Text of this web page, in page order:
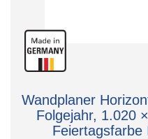
Wandplaner
Folgejahr, 1.020
Feiertagsfarbe